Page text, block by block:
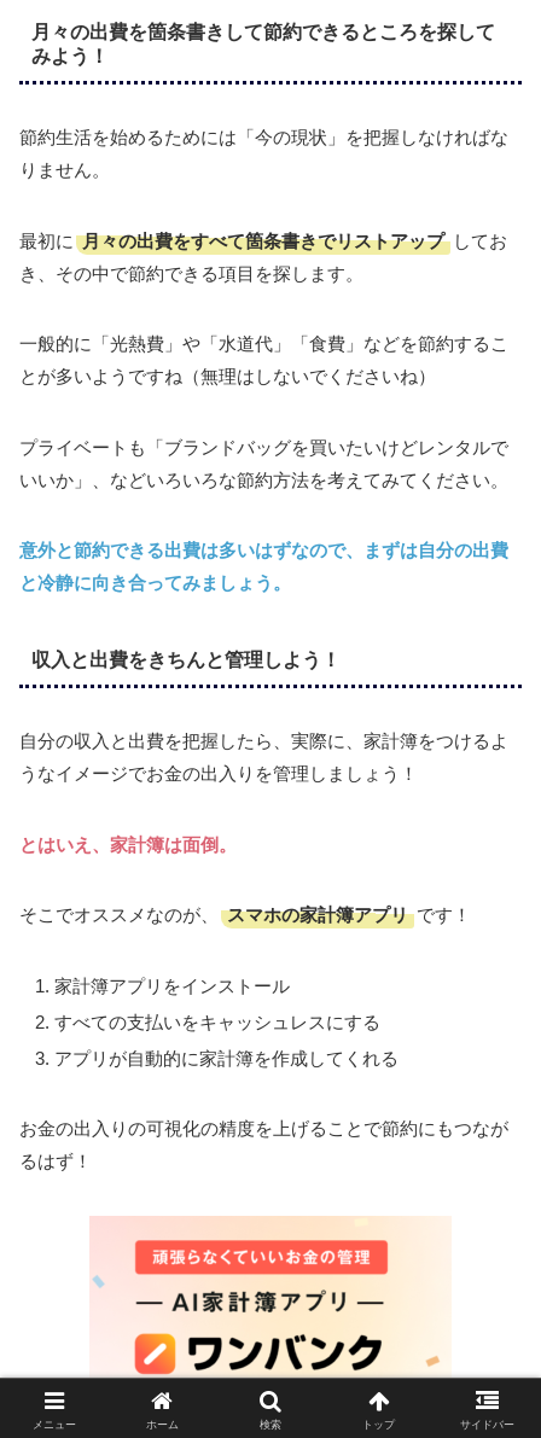
月々の出費を箇条書きして節約できるところを探して
みよう！
節約生活を始めるためには「今の現状」を把握しなければな
りません。
最初に 月々の出費をすべて箇条書きでリストアップ してお
き、その中で節約できる項目を探します。
一般的に「光熱費」や「水道代」「食費」などを節約するこ
とが多いようですね（無理はしないでくださいね）
プライベートも「ブランドバッグを買いたいけどレンタルで
いいか」、などいろいろな節約方法を考えてみてください。
意外と節約できる出費は多いはずなので、まずは自分の出費
と冷静に向き合ってみましょう。
収入と出費をきちんと管理しよう！
自分の収入と出費を把握したら、実際に、家計簿をつけるよ
うなイメージでお金の出入りを管理しましょう！
とはいえ、家計簿は面倒。
そこでオススメなのが、 スマホの家計簿アプリ です！
家計簿アプリをインストール
すべての支払いをキャッシュレスにする
アプリが自動的に家計簿を作成してくれる
お金の出入りの可視化の精度を上げることで節約にもつなが
るはず！
メニュー ホーム 検索 トップ サイドバー